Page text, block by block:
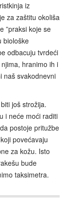
iz
za zaštitu okoliša
”praksi koje se
biološke
odbacuju tvrdeći
hranimo ih i
naš svakodnevni
još strožija.
i neće moći raditi
postoje pritužbe
povećavaju
za kožu. Isto
bude
taksimetra.